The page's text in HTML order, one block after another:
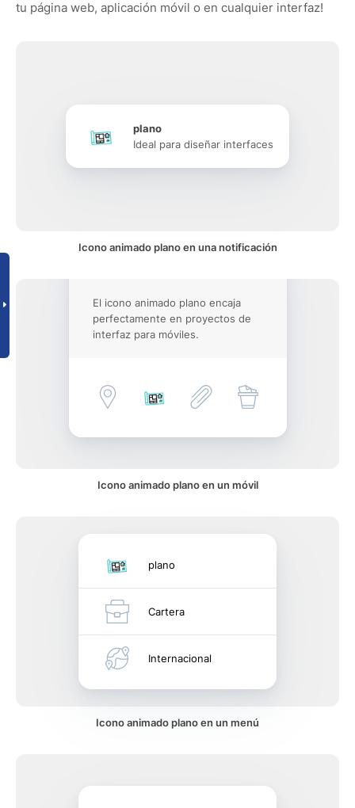
tu página web, aplicación móvil o en cualquier interfaz!
plano
Ideal para diseñar interfaces
Icono animado plano en una notificación
El icono animado plano encaja
perfectamente en proyectos de
interfaz para móviles.
Icono animado plano en un móvil
plano
Cartera
Internacional
Icono animado plano en un menú